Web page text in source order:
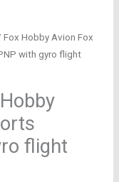
Fox Hobby Avion Fox
with gyro flight
flight